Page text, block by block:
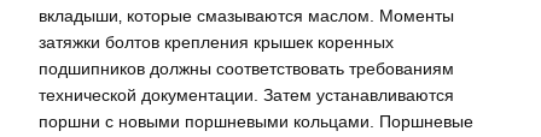
вкладыши‚ которые смазываются маслом. Моменты
затяжки болтов крепления крышек коренных
подшипников должны соответствовать требованиям
технической документации. Затем устанавливаются
поршни с новыми поршневыми кольцами. Поршневые